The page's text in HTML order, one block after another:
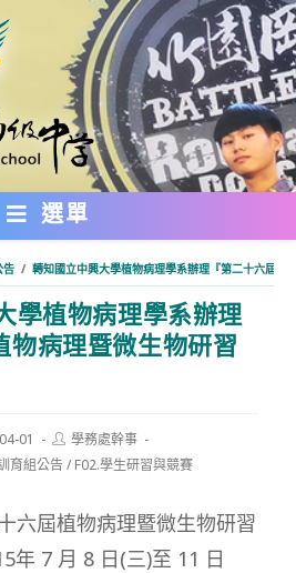
選單
告 / 轉知國立中興大學植物病理學系辦理『第二十六屆植
學植物病理學系辦理
物病理暨微生物研習
01
Post
author:
學務處幹事
育組公告/ F02.學生研習與競賽
六屆植物病理暨微生物研習
年 7 月 8 日(三)至 11 日